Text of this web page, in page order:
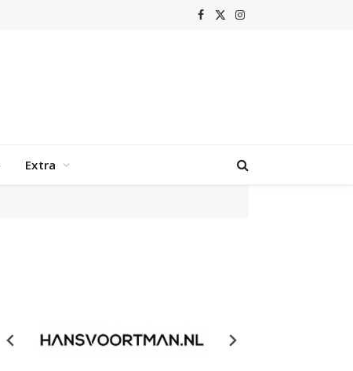
Facebook
X
Instagram
Extra